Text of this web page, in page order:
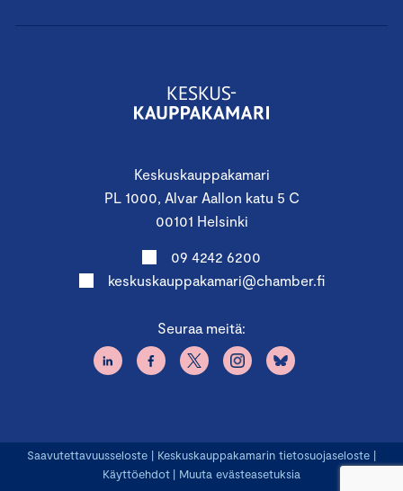
Keskuskauppakamari
PL 1000, Alvar Aallon katu 5 C
00101 Helsinki
09 4242 6200
keskuskauppakamari@chamber.fi
Seuraa meitä:
Saavutettavuusseloste | Keskuskauppakamarin tietosuojaseloste |
Käyttöehdot | Muuta evästeasetuksia